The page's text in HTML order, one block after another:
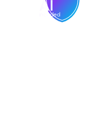
AI
included